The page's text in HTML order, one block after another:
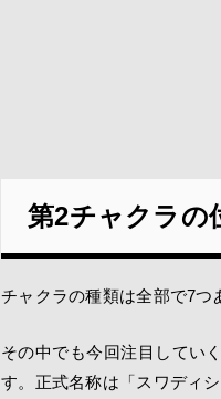
第2チャクラの
チャクラの種類は全部で7つ
その中でも今回注目してい
す。正式名称は「スワディ